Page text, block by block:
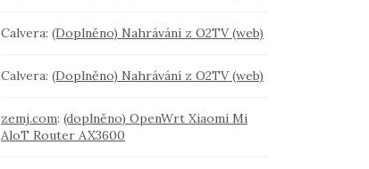
Calvera:(Doplněno) Nahrávání z O2TV (web)
Calvera:(Doplněno) Nahrávání z O2TV (web)
zemj.com:(doplněno) OpenWrt Xiaomi Mi
AloT Router AX3600